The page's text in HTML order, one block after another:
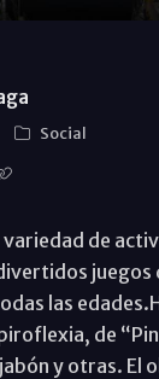
Social
de
juegos
las
de
y otras. El